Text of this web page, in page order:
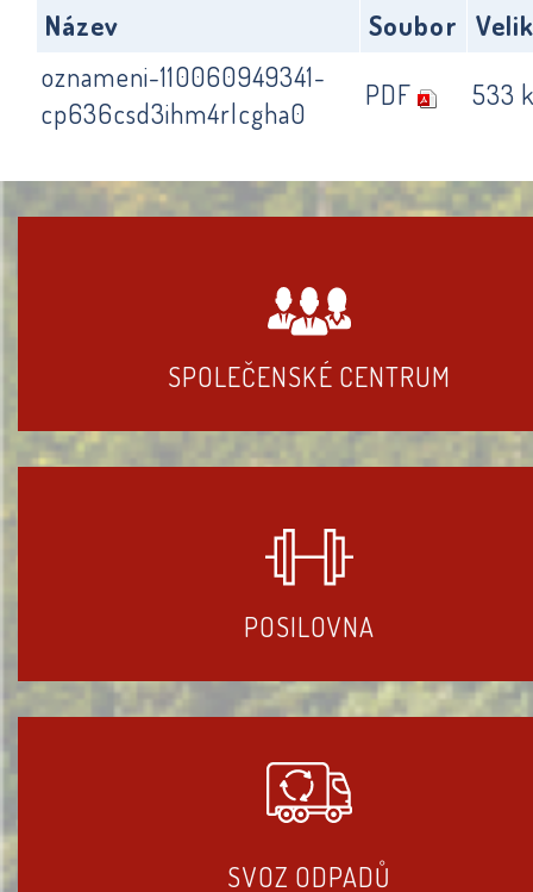
Název
Soubor
oznameni-110060949341-
cp636csd3ihm4rlcgha0
PDF 533
SPOLEČENSKÉ CENTRUM
POSILOVNA
SVOZ ODPADŮ